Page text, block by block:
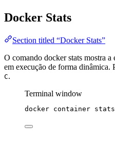
Docker Stats
Section titled “Docker Stats”
O comando docker stats mostra a
em execução de forma dinâmica.
C.
Terminal window
docker container stats